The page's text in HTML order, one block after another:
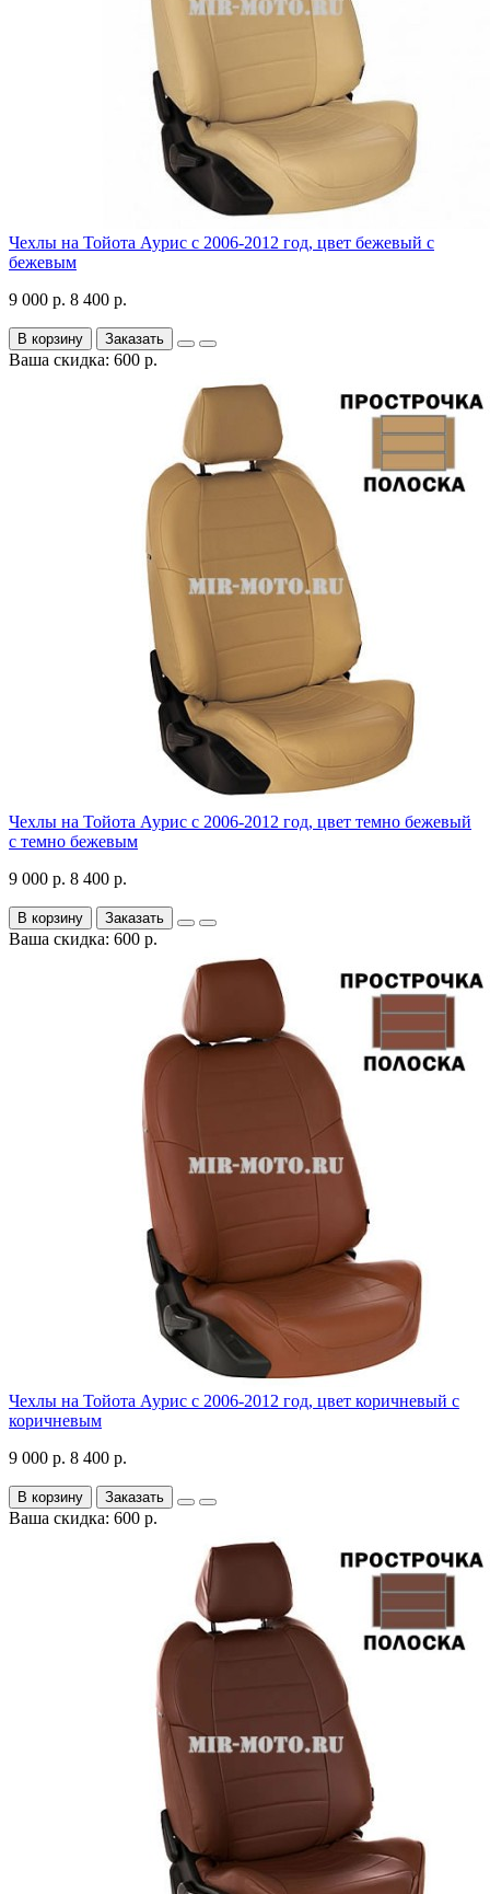
Чехлы на Тойота Аурис с 2006-2012 год, цвет бежевый с
бежевым
9 000 р. 8 400 р.
В корзину Заказать
Ваша скидка: 600 р.
Чехлы на Тойота Аурис с 2006-2012 год, цвет темно бежевый
с темно бежевым
9 000 р. 8 400 р.
В корзину Заказать
Ваша скидка: 600 р.
Чехлы на Тойота Аурис с 2006-2012 год, цвет коричневый с
коричневым
9 000 р. 8 400 р.
В корзину Заказать
Ваша скидка: 600 р.